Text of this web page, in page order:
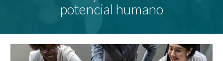
potencial humano